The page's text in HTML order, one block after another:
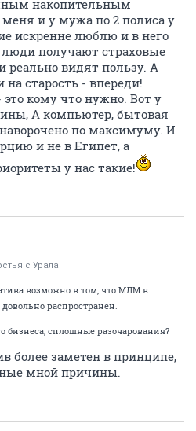
накопительным
и у мужа по 2 полиса у
искренне люблю и в него
получают страховые
реально видят пользу. А
на старость - впереди!
кому что нужно. Вот у
А компьютер, бытовая
по максимуму. И
и не в Египет, а
у нас такие!
с Урала
возможно в том, что МЛМ в
распространен.
бизнеса, сплошные разочарования?
более заметен в принципе,
мной причины.